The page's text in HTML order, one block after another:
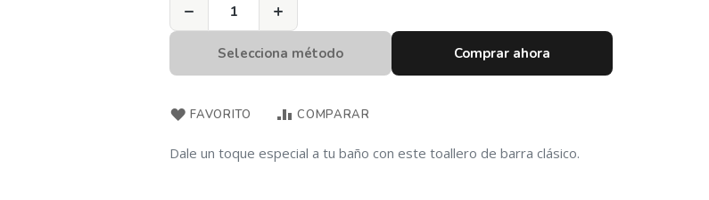
− +
Selecciona método Comprar ahora
FAVORITO COMPARAR
Dale un toque especial a tu baño con este toallero de barra clásico.